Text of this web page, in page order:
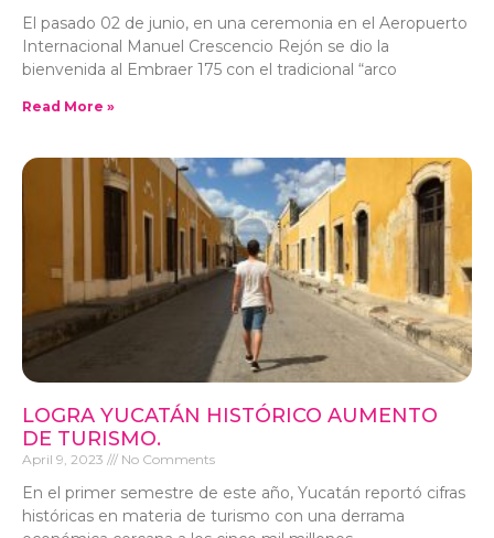
El pasado 02 de junio, en una ceremonia en el Aeropuerto
Internacional Manuel Crescencio Rejón se dio la
bienvenida al Embraer 175 con el tradicional “arco
Read More »
LOGRA YUCATÁN HISTÓRICO AUMENTO
DE TURISMO.
April 9, 2023 No Comments
En el primer semestre de este año, Yucatán reportó cifras
históricas en materia de turismo con una derrama